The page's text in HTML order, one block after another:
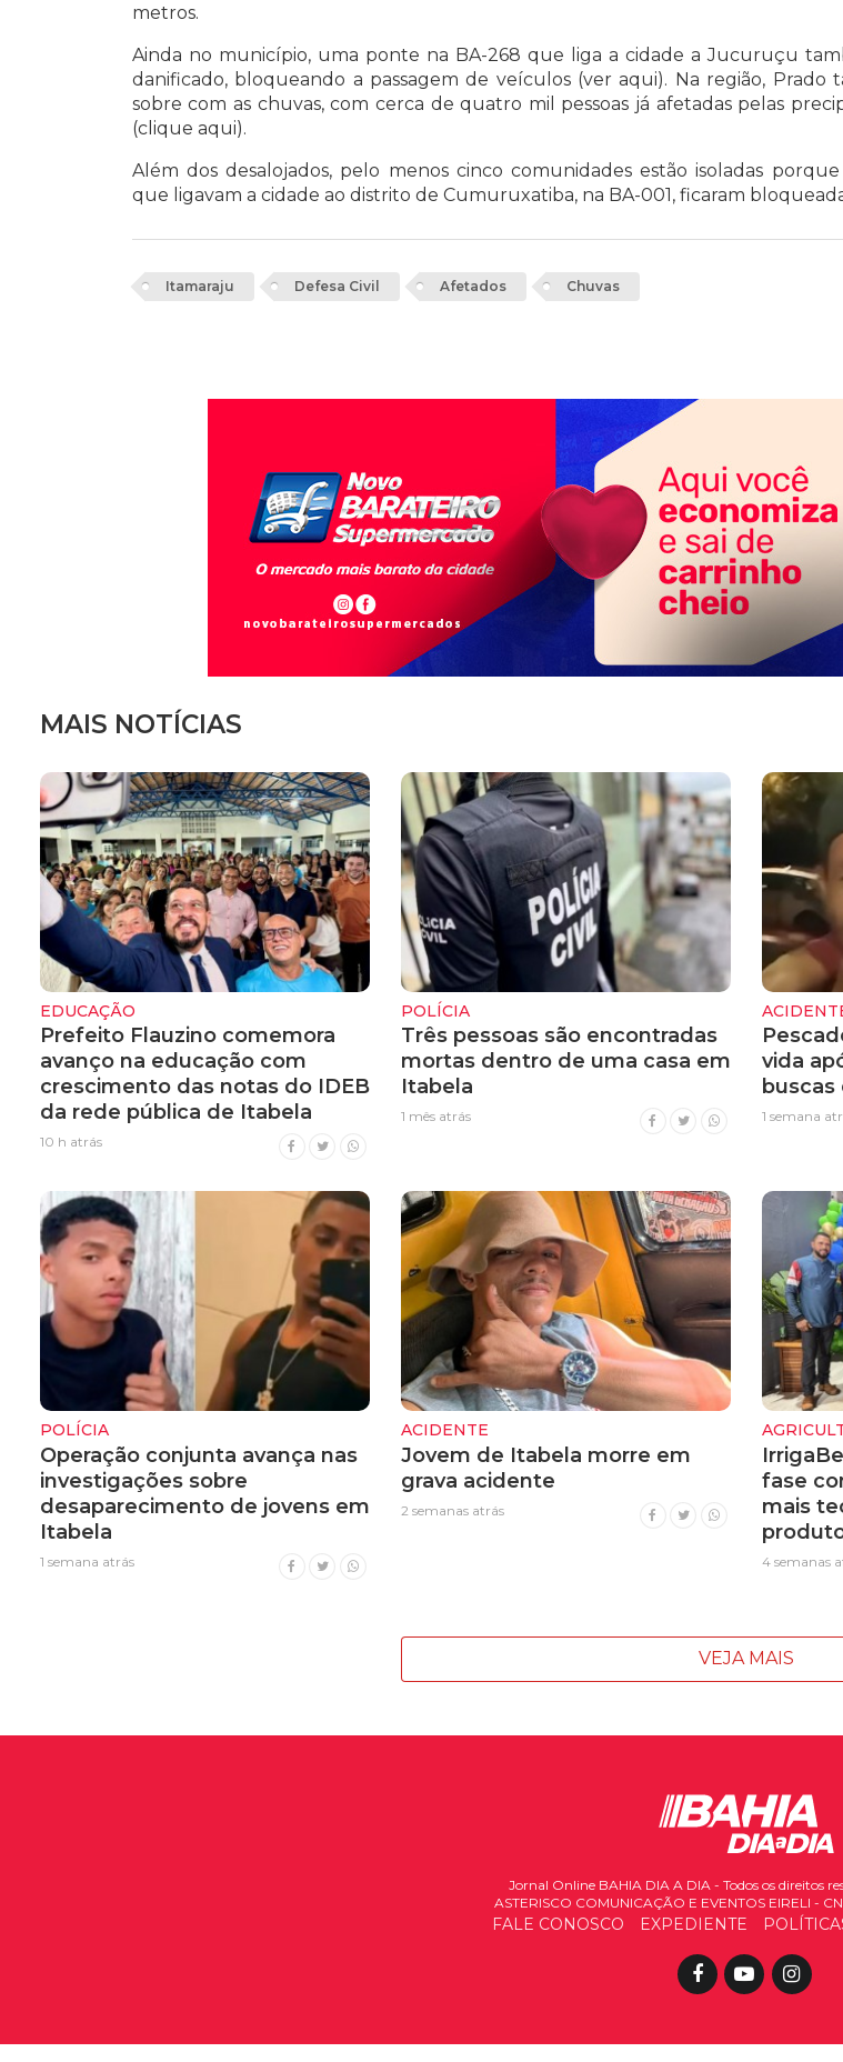
metros.
Ainda no município, uma ponte na BA-268 que liga a cidade a Jucuruçu
danificado, bloqueando a passagem de veículos (ver aqui). Na região, Prado
sobre com as chuvas, com cerca de quatro mil pessoas já afetadas pelas
(clique aqui).
Além dos desalojados, pelo menos cinco comunidades estão isoladas
que ligavam a cidade ao distrito de Cumuruxatiba, na BA-001, ficaram
Itamaraju Defesa Civil Afetados Chuvas
MAIS NOTÍCIAS
EDUCAÇÃO
Prefeito Flauzino comemora
avanço na educação com
crescimento das notas do IDEB
da rede pública de Itabela
10 h atrás
POLÍCIA
Três pessoas são encontradas
mortas dentro de uma casa em
Itabela
1 mês atrás
vida
buscas
1 semana
POLÍCIA
Operação conjunta avança nas
investigações sobre
desaparecimento de jovens em
Itabela
1 semana atrás
ACIDENTE
Jovem de Itabela morre em
grava acidente
2 semanas atrás
fase
mais
4 semanas
VEJA MAIS
Jornal Online BAHIA DIA A DIA - Todos os direitos
ASTERISCO COMUNICAÇÃO E EVENTOS EIRELI -
FALE CONOSCO EXPEDIENTE